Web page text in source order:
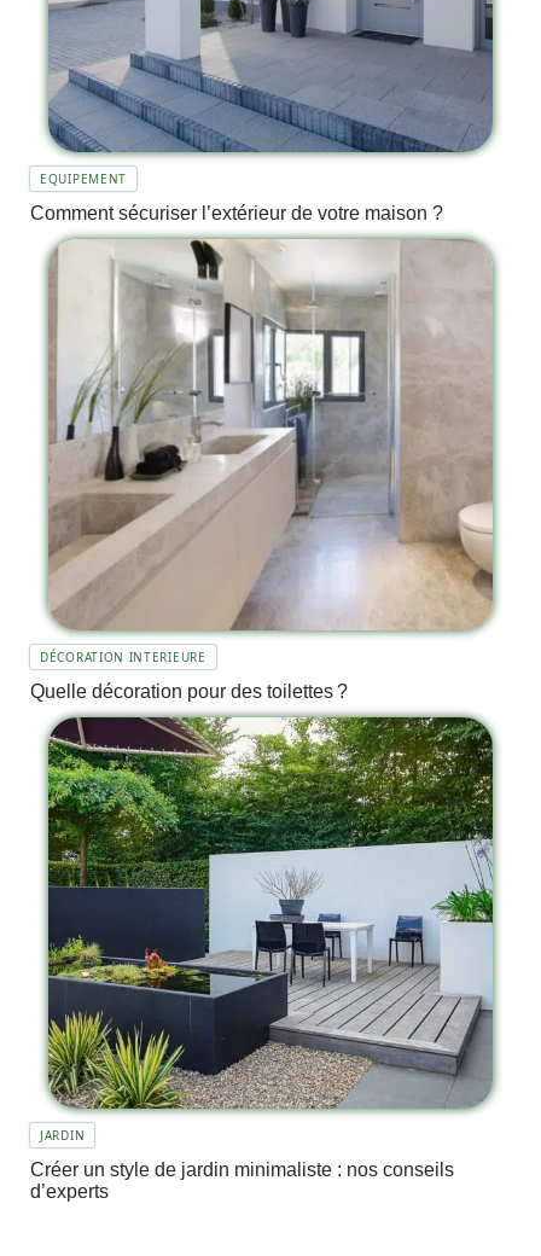
EQUIPEMENT
Comment sécuriser l’extérieur de votre maison ?
DÉCORATION INTERIEURE
Quelle décoration pour des toilettes ?
JARDIN
Créer un style de jardin minimaliste : nos conseils
d’experts